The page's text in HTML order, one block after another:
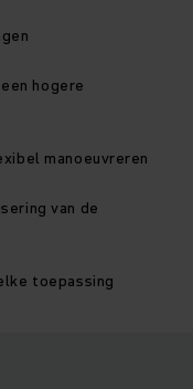
hogere
manoeuvreren
van de
toepassing